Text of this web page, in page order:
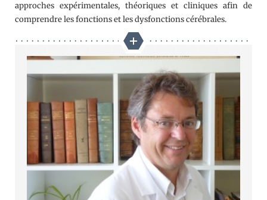
approches expérimentales, théoriques et cliniques afin de
comprendre les fonctions et les dysfonctions cérébrales.